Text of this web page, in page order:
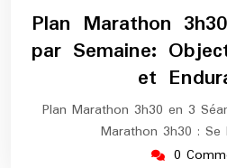
mars
2025
Plan Marathon
par Semaine:
et
Plan Marathon 3h30 en 3
Marathon 3h30 : Se
0